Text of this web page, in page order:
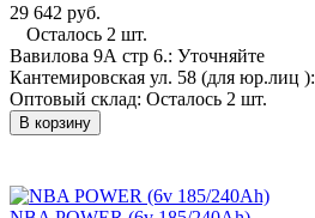
29 642 руб.
Осталось 2 шт.
Вавилова 9А стр 6.: Уточняйте
Кантемировская ул. 58 (для юр.лиц ):
Оптовый склад: Осталось 2 шт.
В корзину